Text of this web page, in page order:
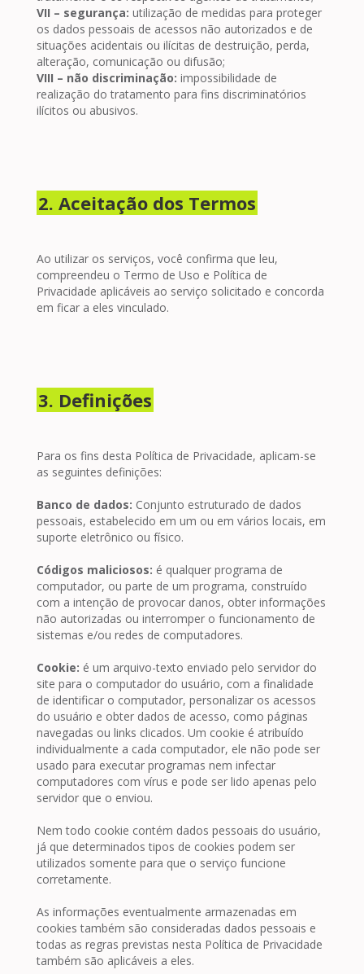
VII – segurança: utilização de medidas para proteger
os dados pessoais de acessos não autorizados e de
situações acidentais ou ilícitas de destruição, perda,
alteração, comunicação ou difusão;
VIII – não discriminação: impossibilidade de
realização do tratamento para fins discriminatórios
ilícitos ou abusivos.
2. Aceitação dos Termos
Ao utilizar os serviços, você confirma que leu,
compreendeu o Termo de Uso e Política de
Privacidade aplicáveis ao serviço solicitado e concorda
em ficar a eles vinculado.
3. Definições
Para os fins desta Política de Privacidade, aplicam-se
as seguintes definições:
Banco de dados: Conjunto estruturado de dados
pessoais, estabelecido em um ou em vários locais, em
suporte eletrônico ou físico.
Códigos maliciosos: é qualquer programa de
computador, ou parte de um programa, construído
com a intenção de provocar danos, obter informações
não autorizadas ou interromper o funcionamento de
sistemas e/ou redes de computadores.
Cookie: é um arquivo-texto enviado pelo servidor do
site para o computador do usuário, com a finalidade
de identificar o computador, personalizar os acessos
do usuário e obter dados de acesso, como páginas
navegadas ou links clicados. Um cookie é atribuído
individualmente a cada computador, ele não pode ser
usado para executar programas nem infectar
computadores com vírus e pode ser lido apenas pelo
servidor que o enviou.
Nem todo cookie contém dados pessoais do usuário,
já que determinados tipos de cookies podem ser
utilizados somente para que o serviço funcione
corretamente.
As informações eventualmente armazenadas em
cookies também são consideradas dados pessoais e
todas as regras previstas nesta Política de Privacidade
também são aplicáveis a eles.